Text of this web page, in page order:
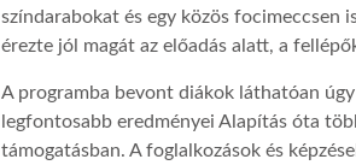
színdarabokat és egy közös focimeccsen
érezte jól magát az előadás alatt, a
A programba bevont diákok láthatóan
legfontosabb eredményei Alapítás óta
támogatásban. A foglalkozások és